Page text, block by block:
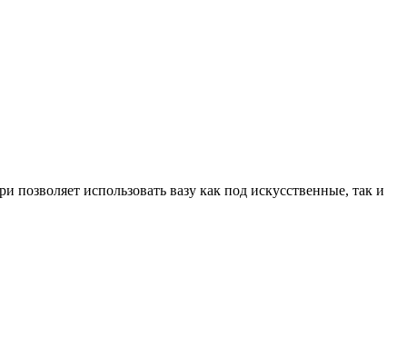
использовать вазу как под искусственные, так и